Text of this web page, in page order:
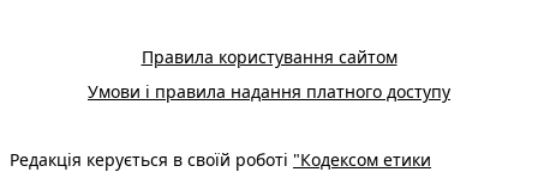
Правила користування сайтом
Умови і правила надання платного доступу
Редакція керується в своїй роботі "Кодексом етики